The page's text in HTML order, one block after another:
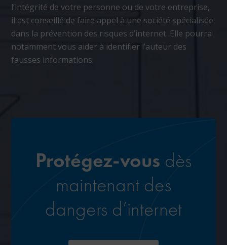
l’intégrité de votre personne ou de votre entreprise,
il est conseillé de faire appel à une société spécialisée
dans la prévention des risques d’internet. Elle pourra
notamment vous aider à identifier l’auteur des
fausses informations.
Protégez-vous dès
maintenant des
dangers d’internet